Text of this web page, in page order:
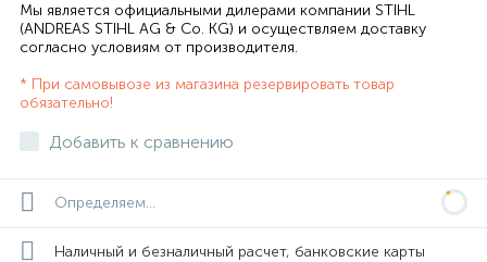
Мы является официальными дилерами компании STIHL
(ANDREAS STIHL AG & Co. KG) и осуществляем доставку
согласно условиям от производителя.
* При самовывозе из магазина резервировать товар
обязательно!
Добавить к сравнению
Определяем...
Наличный и безналичный расчет, банковские карты